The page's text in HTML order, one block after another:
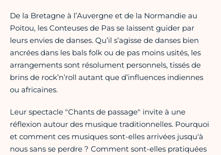
De la Bretagne à l’Auvergne et de la Normandie au
Poitou, les Conteuses de Pas se laissent guider par
leurs envies de danses. Qu’il s’agisse de danses bien
ancrées dans les bals folk ou de pas moins usités, les
arrangements sont résolument personnels, tissés de
brins de rock’n’roll autant que d’influences indiennes
ou africaines.
Leur spectacle "Chants de passage" invite à une
réflexion autour des musique traditionnelles. Pourquoi
et comment ces musiques sont-elles arrivées jusqu'à
nous sans se perdre ? Comment sont-elles pratiquées